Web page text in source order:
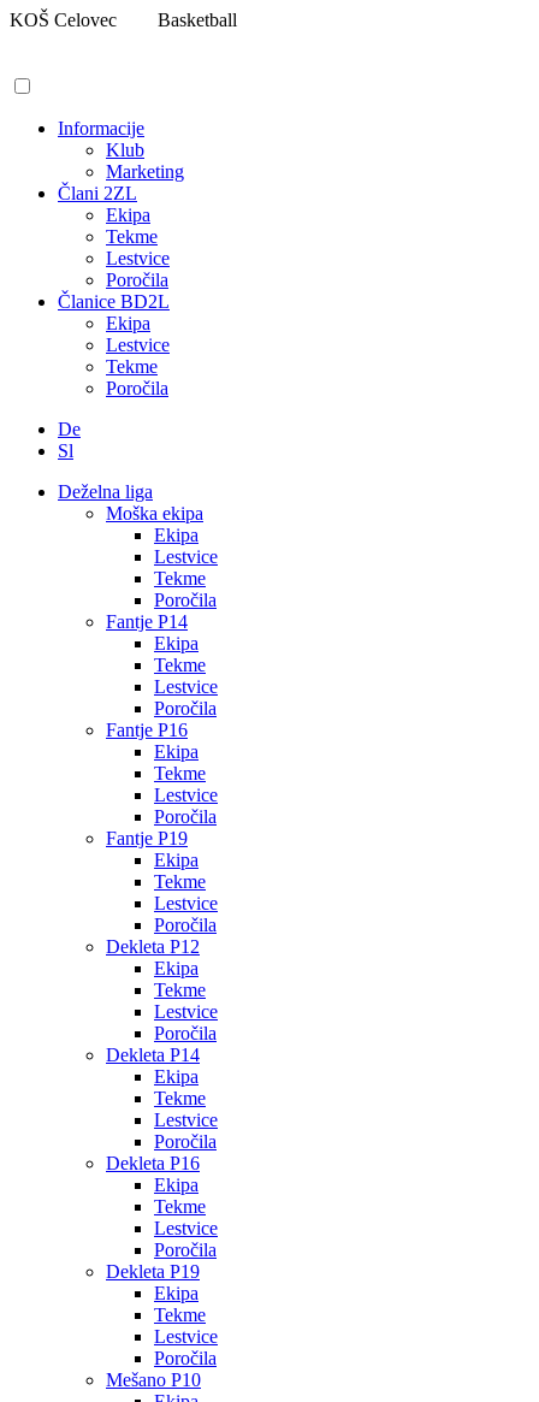
Pojdi
KOŠ Celovec Basketball
Informacije
Klub
Marketing
Člani 2ZL
Ekipa
Tekme
Lestvice
Poročila
Članice BD2L
Ekipa
Lestvice
Tekme
Poročila
De
Sl
Deželna liga
Moška ekipa
Ekipa
Lestvice
Tekme
Poročila
Fantje P14
Ekipa
Tekme
Lestvice
Poročila
Fantje P16
Ekipa
Tekme
Lestvice
Poročila
Fantje P19
Ekipa
Tekme
Lestvice
Poročila
Dekleta P12
Ekipa
Tekme
Lestvice
Poročila
Dekleta P14
Ekipa
Tekme
Lestvice
Poročila
Dekleta P16
Ekipa
Tekme
Lestvice
Poročila
Dekleta P19
Ekipa
Tekme
Lestvice
Poročila
Mešano P10